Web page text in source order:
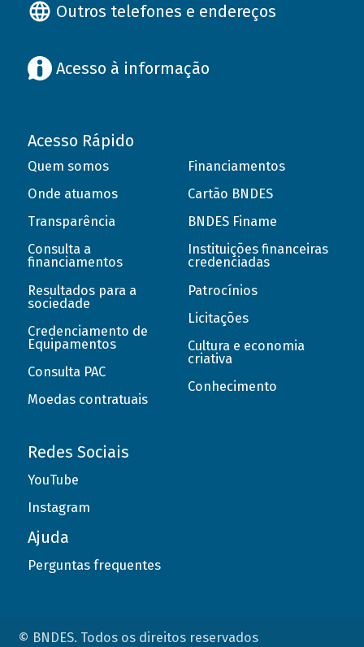
Outros telefones e endereços
Acesso à informação
Acesso Rápido
Quem somos
Onde atuamos
Transparência
Consulta a
financiamentos
Resultados para a
sociedade
Credenciamento de
Equipamentos
Consulta PAC
Moedas contratuais
Financiamentos
Cartão BNDES
BNDES Finame
Instituições financeiras
credenciadas
Patrocínios
Licitações
Cultura e economia
criativa
Conhecimento
Redes Sociais
YouTube
Instagram
Ajuda
Perguntas frequentes
© BNDES. Todos os direitos reservados